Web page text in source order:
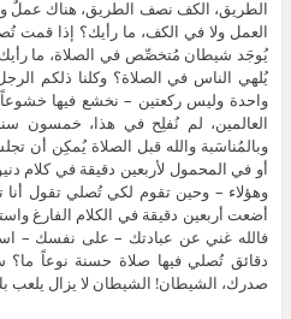
الطريق، الكف نصف الطريق، هناك عملٌ
العمل ولا في الكف، ما رأيك؟ إذا قمت
يُوجَد شيطان مُتخصِّص في الصلاة، ما
يُلهي الناس في الصلاة؟ وكلنا ذلكم
واحدة وليس ركعتين – نخشع فيها
العالمين، لم نُفلِح في هذا، خمسون
أو في المحمول لأربعين دقيقة في كلام
وهؤلاء – وحين تقوم لكي تُصلي تقول أنا
أضعت أربعين دقيقة في الكلام الفارغ
فالله غني عن عبادتك – على نفسك –
دقائق تُصلي فيها صلاة حسنة نوعاً
صدرك، الشيطان! الشيطان لا يزال يلعب